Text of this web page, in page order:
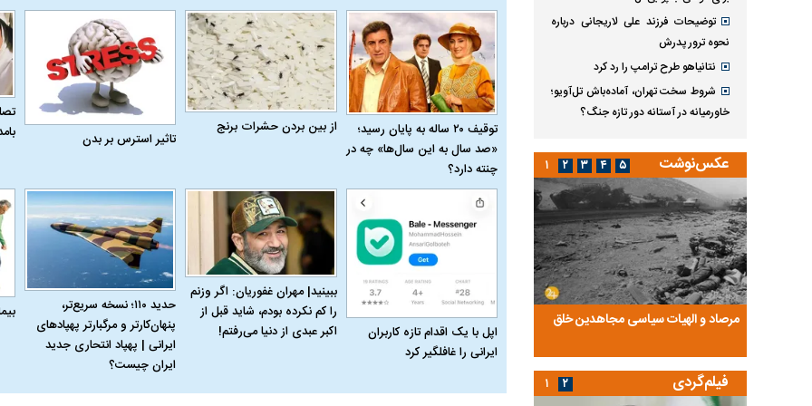
توقیف ۲۰ ساله به پایان رسید؛
«صد سال به این سال‌ها» چه در
چنته دارد؟
از بین بردن حشرات برنج
تاثیر استرس بر بدن
اپل با یک اقدام تازه کاربران
ایرانی را غافلگیر کرد
ببینید| مهران غفوریان: اگر وزنم
را کم نکرده بودم، شاید قبل از
اکبر عبدی از دنیا می‌رفتم!
حدید ۱۱۰؛ نسخه سریع‌تر،
پنهان‌کارتر و مرگبارتر پهپادهای
ایرانی | پهپاد انتحاری جدید
ایران چیست؟
توضیحات فرزند علی لاریجانی درباره
نحوه ترور پدرش
نتانیاهو طرح ترامپ را رد کرد
شروط سخت تهران، آماده‌باش تل‌آویو؛
خاورمیانه در آستانه دور تازه جنگ؟
عکس‌نوشت
مرصاد و الهیات سیاسی مجاهدین خلق
آخرین پرده از حیات سیاسی یک سلسله |
روایتی از آخرین مصاحبه‌ی شاه در ایران
ریشه‌های عزاداری ماه محرم در فرهنگ
و تاریخ ایران
عزاداری ماه
انجام می‌شد؟
۱ ۲ ۳ ۴ ۵
فیلم‌گردی ۱ ۲